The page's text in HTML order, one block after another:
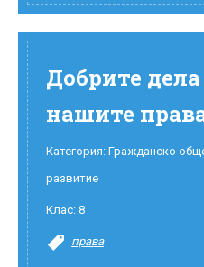
Добрите
нашите
Категория: Гражданско
развитие
Клас: 8
права